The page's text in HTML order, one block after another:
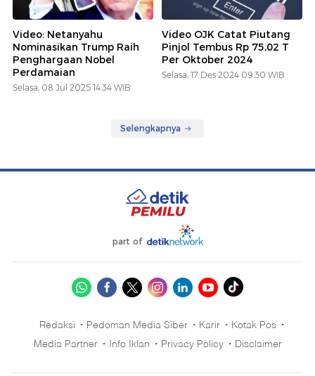
Video: Netanyahu
Nominasikan Trump Raih
Penghargaan Nobel
Perdamaian
Selasa, 08 Jul 2025 14:34 WIB
Video OJK Catat Piutang
Pinjol Tembus Rp 75,02 T
Per Oktober 2024
Selasa, 17 Des 2024 09:30 WIB
Selengkapnya
part of
Redaksi Pedoman Media Siber Karir
Kotak Pos
Media Partner
Info Iklan Privacy Policy Disclaimer